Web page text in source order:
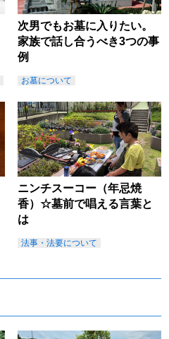
次男でもお墓に入りたい。
家族で話し合うべき3つの事
例
お墓について
ニンチスーコー（年忌焼
香）☆墓前で唱える言葉と
は
法事・法要について